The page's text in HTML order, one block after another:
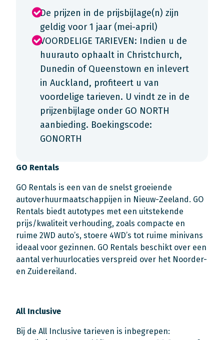
De prijzen in de prijsbijlage(n) zijn
geldig voor 1 jaar (mei-april)
VOORDELIGE TARIEVEN: Indien u de
huurauto ophaalt in Christchurch,
Dunedin of Queenstown en inlevert
in Auckland, profiteert u van
voordelige tarieven. U vindt ze in de
prijzenbijlage onder GO NORTH
aanbieding. Boekingscode:
GONORTH
GO Rentals
GO Rentals is een van de snelst groeiende
autoverhuurmaatschappijen in Nieuw-Zeeland. GO
Rentals biedt autotypes met een uitstekende
prijs/kwaliteit verhouding, zoals compacte en
ruime 2WD auto’s, stoere 4WD’s tot ruime minivans
ideaal voor gezinnen. GO Rentals beschikt over een
aantal verhuurlocaties verspreid over het Noorder-
en Zuidereiland.
All Inclusive
Bij de All Inclusive tarieven is inbegrepen: